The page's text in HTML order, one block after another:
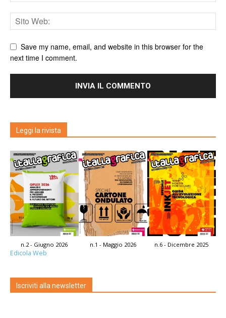
Save my name, email, and website in this browser for the
next time I comment.
Leggi la rivista
n.2 - Giugno 2026 n.1 - Maggio 2026 n.6 - Dicembre 2025
Edicola Web
Iscriviti alla newsletter